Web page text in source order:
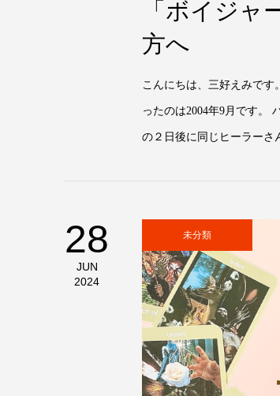
「ボイジャ
方へ
こんにちは、三好えみで
ったのは2004年9月です。
の２日後に同じヒーラーさ
28
JUN
2024
未分類